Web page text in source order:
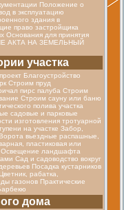
Положение о
в эксплуатацию
здания в
право застройщика
Основания для принятия
АКТА НА ЗЕМЕЛЬНЫЙ
участка
Благоустройство
Строим пруд
пирс палуба Строим
Строим сауну или баню
полива участка
садовые и парковые
изготовления тротуарной
на участке Забор,
вьездные распашные,
пластиковая или
Освещение ландшафта
Сад и садоводство вокруг
Посадка кустарников
рабатка,
газонов Практические
дома